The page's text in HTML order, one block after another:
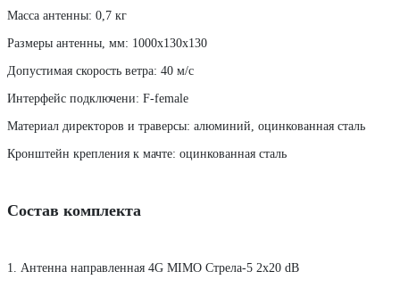
Масса антенны: 0,7 кг
Размеры антенны, мм: 1000х130х130
Допустимая скорость ветра: 40 м/с
Интерфейс подключени: F-female
Материал директоров и траверсы: алюминий, оцинкованная сталь
Кронштейн крепления к мачте: оцинкованная сталь
Состав комплекта
1. Антенна направленная 4G MIMO Стрела-5 2х20 dB